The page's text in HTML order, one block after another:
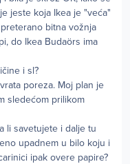
jeste koja Ikea je "veća"
bitna vožnja
do Ikea Budaörs ima
i sl?
poreza. Moj plan je
sledećom prilikom
li savetujete i dalje tu
upadnem u bilo koju i
ipak overe papire?